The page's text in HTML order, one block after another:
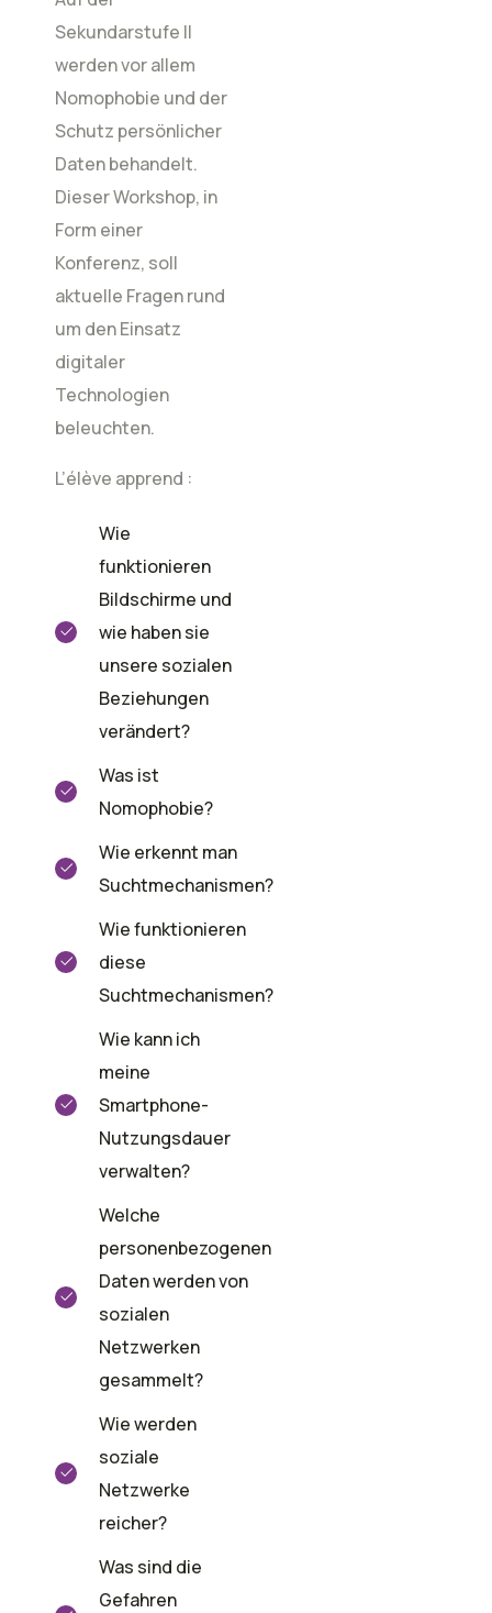
Sekundarstufe II
werden vor allem
Nomophobie und der
Schutz persönlicher
Daten behandelt.
Dieser Workshop, in
Form einer
Konferenz, soll
aktuelle Fragen rund
um den Einsatz
digitaler
Technologien
beleuchten.
L’élève apprend :
Wie
funktionieren
Bildschirme und
wie haben sie
unsere sozialen
Beziehungen
verändert?
Was ist
Nomophobie?
Wie erkennt man
Suchtmechanismen?
Wie funktionieren
diese
Suchtmechanismen?
Wie kann ich
meine
Smartphone-
Nutzungsdauer
verwalten?
Welche
personenbezogenen
Daten werden von
sozialen
Netzwerken
gesammelt?
Wie werden
soziale
Netzwerke
reicher?
Was sind die
Gefahren